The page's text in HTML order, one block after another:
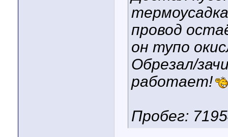
провод
он тупо
Обрезал/
работает!
Пробег: